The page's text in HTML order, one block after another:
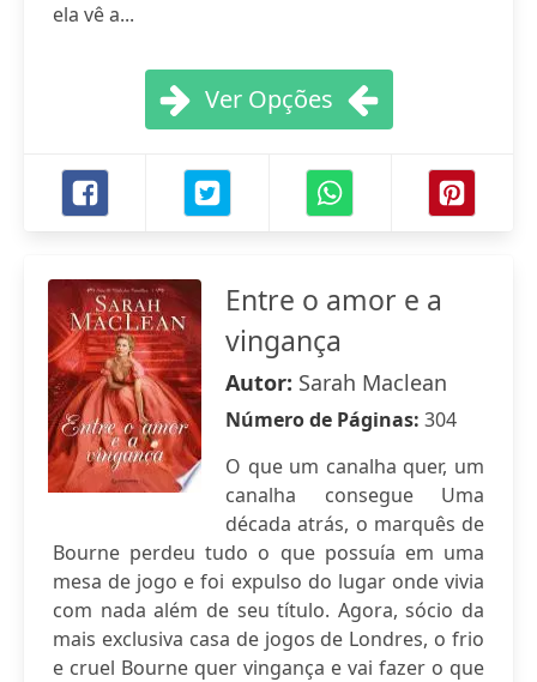
ela vê a...
Ver Opções
Entre o amor e a
vingança
Autor: Sarah Maclean
Número de Páginas: 304
O que um canalha quer, um
canalha consegue Uma
década atrás, o marquês de
Bourne perdeu tudo o que possuía em uma
mesa de jogo e foi expulso do lugar onde vivia
com nada além de seu título. Agora, sócio da
mais exclusiva casa de jogos de Londres, o frio
e cruel Bourne quer vingança e vai fazer o que